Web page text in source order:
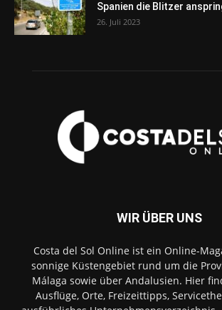
Spanien die Blitzer
26. Juli 2023
WIR ÜBER UNS
Costa del Sol Online ist ein Online-
sonnige Küstengebiet rund um die
Málaga sowie über Andalusien. Hier
Ausflüge, Orte, Freizeittipps,